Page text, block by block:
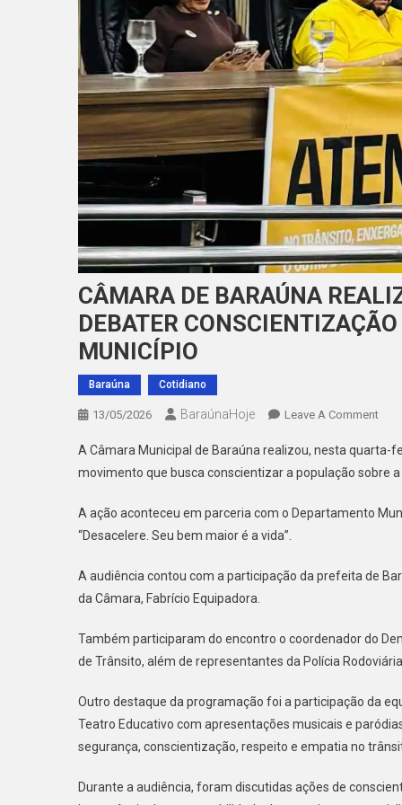
CÂMARA DE BARAÚNA
DEBATER
MUNICÍPIO
Baraúna Cotidiano
13/05/2026 BaraúnaHoje Leave A CommentOn
DE
NO
DO
A Câmara Municipal de Baraúna realizou, nesta quarta-
movimento que busca conscientizar a população sobre
A ação aconteceu em parceria com o Departamento
“Desacelere. Seu bem maior é a vida”.
A audiência contou com a participação da prefeita de
da Câmara, Fabrício Equipadora.
Também participaram do encontro o coordenador do
de Trânsito, além de representantes da Polícia
Outro destaque da programação foi a participação da
Teatro Educativo com apresentações musicais e
segurança, conscientização, respeito e empatia no
Durante a audiência, foram discutidas ações de